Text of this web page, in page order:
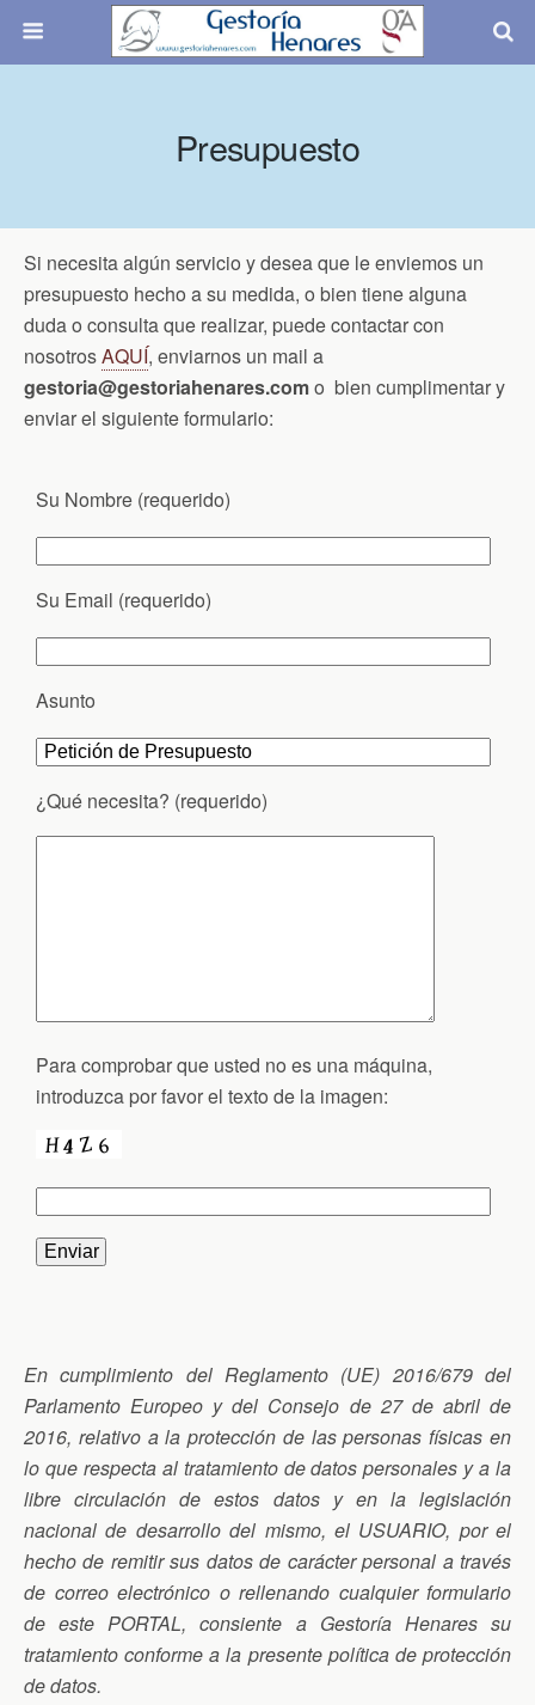
Presupuesto
Si necesita algún servicio y desea que le enviemos un
presupuesto hecho a su medida, o bien tiene alguna
duda o consulta que realizar, puede contactar con
nosotrosAQUÍ, enviarnos un mail a
gestoria@gestoriahenares.como bien cumplimentar y
enviar el siguiente formulario:
Su Nombre (requerido)
Su Email (requerido)
Asunto
¿Qué necesita? (requerido)
Para comprobar que usted no es una máquina,
introduzca por favor el texto de la imagen:
En cumplimiento del Reglamento (UE) 2016/679 del
Parlamento Europeo y del Consejo de 27 de abril de
2016, relativo a la protección de las personas físicas en
lo que respecta al tratamiento de datos personales y a la
libre circulación de estos datos y en la legislación
nacional de desarrollo del mismo, el USUARIO, por el
hecho de remitir sus datos de carácter personal a través
de correo electrónico o rellenando cualquier formulario
de este PORTAL, consiente a Gestoría Henares su
tratamiento conforme a la presente política de protección
de datos.